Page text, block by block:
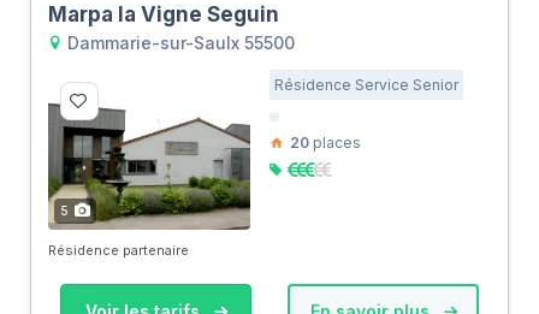
Marpa la Vigne Seguin
Dammarie-sur-Saulx 55500
5
Résidence Service Senior
20 places
Résidence partenaire